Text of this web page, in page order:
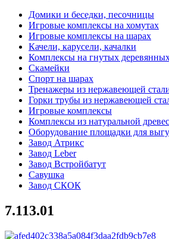
Домики и беседки, песочницы
Игровые комплексы на хомутах
Игровые комплексы на шарах
Качели, карусели, качалки
Комплексы на гнутых
Скамейки
Спорт на шарах
Тренажеры из нержавеющей
Горки трубы из нержавеющей
Игровые комплексы
Комплексы из натуральной
Оборудование площадки для
Завод Атрикс
Завод Leber
Завод Встройбатут
Савушка
Завод СКОК
7.113.01